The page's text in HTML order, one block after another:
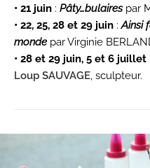
• 21 juin : Pâty…bulairespar
• 22, 25, 28 et 29 juin :Ainsi
mondepar Virginie
• 28 et 29 juin, 5 et 6 juillet
Loup SAUVAGE, sculpteur.